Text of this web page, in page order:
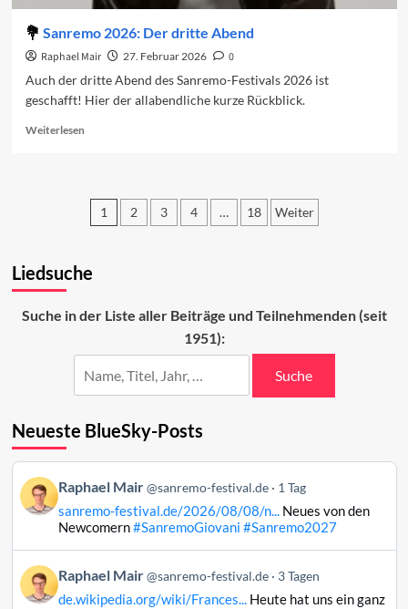
Sanremo 2026: Der dritte Abend
Raphael Mair 27. Februar 2026
0
Auch der dritte Abend des Sanremo-Festivals 2026 ist
geschafft! Hier der allabendliche kurze Rückblick.
WeiterlesenRead
2026:
Der
der
Beiträge
1 2 3 4 … 18 Weiter
Liedsuche
Suche in der Liste aller Beiträge und Teilnehmenden (seit
1951):
Suche
Neueste BlueSky-Posts
Beitrag
von
Raphael
Bluesky
ansehen
Raphael Mair @sanremo-festival.de 1 Tag
sanremo-festival.de/2026/08/08/n...Neues von den
Newcomern#SanremoGiovani #Sanremo2027
Beitrag
von
Raphael Mair @sanremo-festival.de 3 Tagen
de.wikipedia.org/wiki/Frances...Heute hat uns ein ganz